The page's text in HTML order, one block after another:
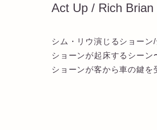
Act Up / Rich
シム・リウ演じるショーン/
ショーンが起床するシーン
ショーンが客から車の鍵を